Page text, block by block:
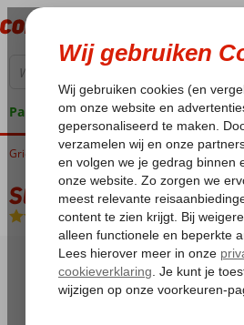
Pakketgarantie
Home
Griekenland Kreta Analipsis Stella Palace
Stella Palace
All Inclusive-Hotel